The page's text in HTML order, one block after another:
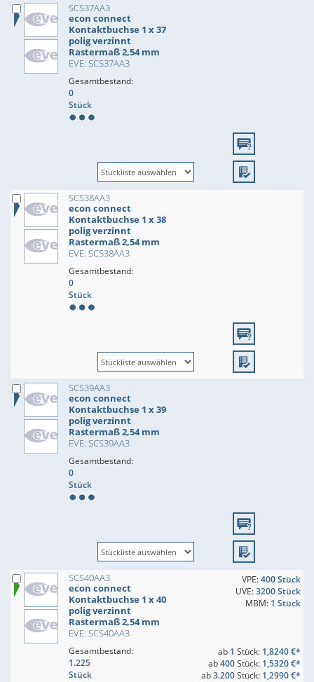
SCS37AA3
econ connect
Kontaktbuchse 1 x 37
polig verzinnt
Rastermaß 2,54 mm
EVE: SCS37AA3
Gesamtbestand:
0
Stück
SCS38AA3
econ connect
Kontaktbuchse 1 x 38
polig verzinnt
Rastermaß 2,54 mm
EVE: SCS38AA3
Gesamtbestand:
0
Stück
SCS39AA3
econ connect
Kontaktbuchse 1 x 39
polig verzinnt
Rastermaß 2,54 mm
EVE: SCS39AA3
Gesamtbestand:
0
Stück
SCS40AA3
econ connect
Kontaktbuchse 1 x 40
polig verzinnt
Rastermaß 2,54 mm
EVE: SCS40AA3
VPE:400 Stück
UVE:3200 Stück
MBM: 1 Stück
Gesamtbestand:
1.225
Stück
ab 1 Stück: 1,8240 €*
ab400Stück: 1,5320 €*
ab3.200Stück: 1,2990 €*